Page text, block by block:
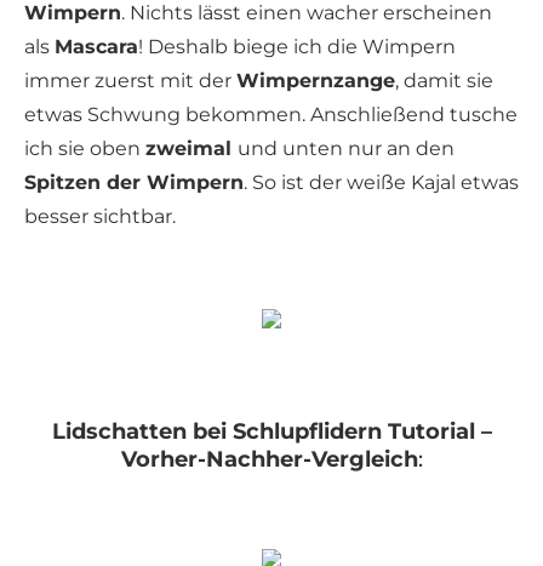
Wimpern. Nichts lässt einen wacher erscheinen
als Mascara! Deshalb biege ich die Wimpern
immer zuerst mit der Wimpernzange, damit sie
etwas Schwung bekommen. Anschließend tusche
ich sie oben zweimal und unten nur an den
Spitzen der Wimpern. So ist der weiße Kajal etwas
besser sichtbar.
Lidschatten bei Schlupflidern Tutorial –
Vorher-Nachher-Vergleich: